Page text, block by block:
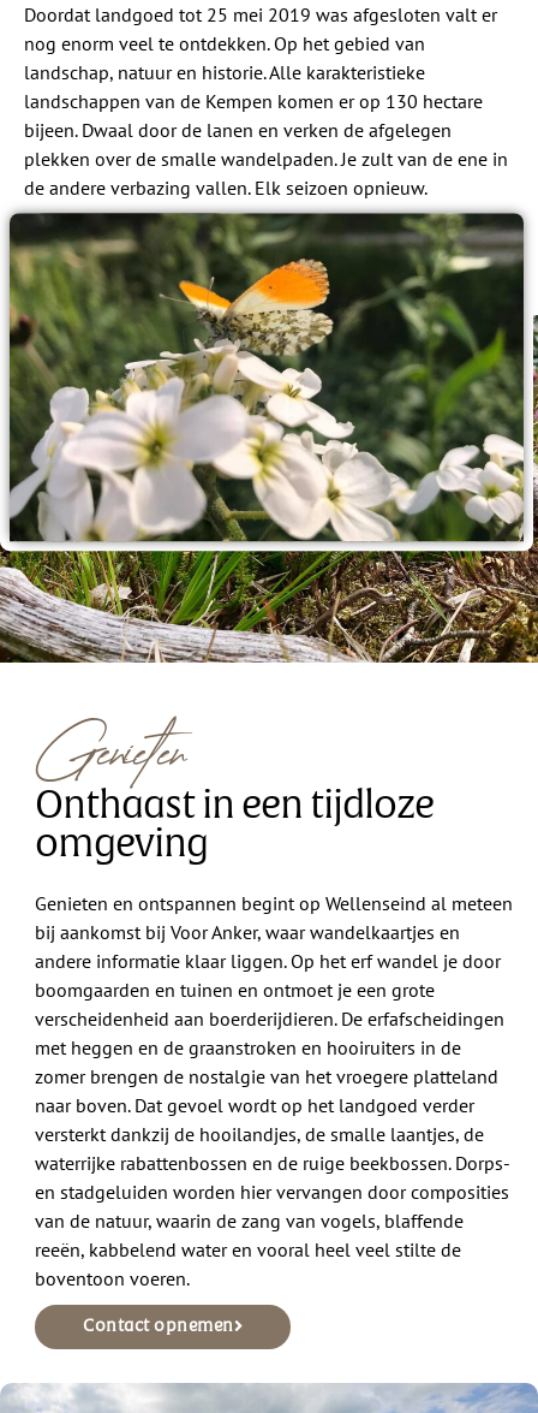
Doordat landgoed tot 25 mei 2019 was afgesloten valt er
nog enorm veel te ontdekken. Op het gebied van
landschap, natuur en historie. Alle karakteristieke
landschappen van de Kempen komen er op 130 hectare
bijeen. Dwaal door de lanen en verken de afgelegen
plekken over de smalle wandelpaden. Je zult van de ene in
de andere verbazing vallen. Elk seizoen opnieuw.
Verder lezen
Genieten
Onthaast in een tijdloze
omgeving
Genieten en ontspannen begint op Wellenseind al meteen
bij aankomst bij Voor Anker, waar wandelkaartjes en
andere informatie klaar liggen. Op het erf wandel je door
boomgaarden en tuinen en ontmoet je een grote
verscheidenheid aan boerderijdieren. De erfafscheidingen
met heggen en de graanstroken en hooiruiters in de
zomer brengen de nostalgie van het vroegere platteland
naar boven. Dat gevoel wordt op het landgoed verder
versterkt dankzij de hooilandjes, de smalle laantjes, de
waterrijke rabattenbossen en de ruige beekbossen. Dorps-
en stadgeluiden worden hier vervangen door composities
van de natuur, waarin de zang van vogels, blaffende
reeën, kabbelend water en vooral heel veel stilte de
boventoon voeren.
Contact opnemen